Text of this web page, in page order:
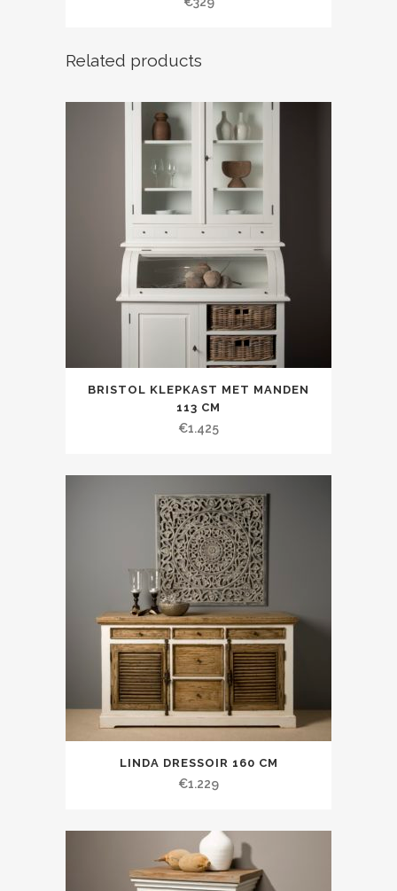
Related products
BRISTOL KLEPKAST MET MANDEN
113 CM
€1.425
LINDA DRESSOIR 160 CM
€1.229